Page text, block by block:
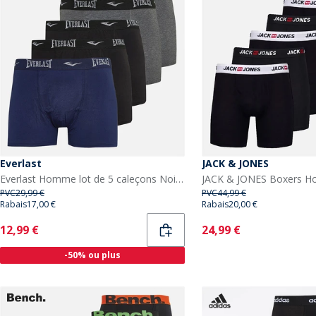
Everlast
Everlast Homme lot de 5 caleçons Noir/Gris/Bleu
PVC29,99 €
Rabais17,00 €
Current
12,99 €
-50% ou plus
JACK & JONES
PVC44,99 €
Rabais20,00 €
Current
24,99 €